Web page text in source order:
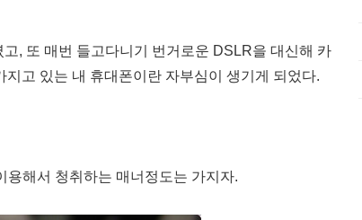
, 또 매번 들고다니기 번거로운 DSLR을 대신해 카
고 있는 내 휴대폰이란 자부심이 생기게 되었다.
해서 청취하는 매너정도는 가지자.